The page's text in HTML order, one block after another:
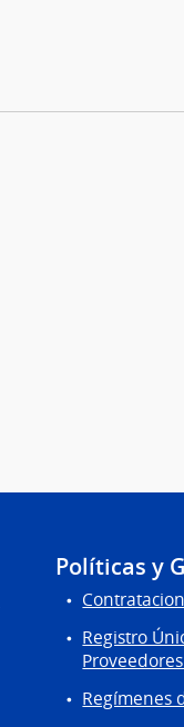
Políticas y
Registro
Regímenes